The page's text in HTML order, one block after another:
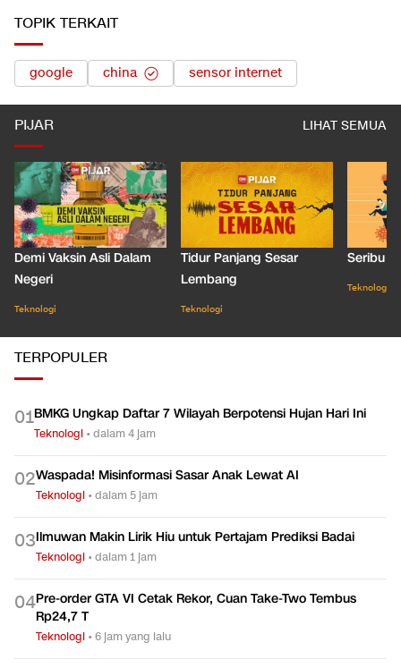
TOPIK TERKAIT
google china sensor internet
PIJAR LIHAT SEMUA
Demi Vaksin Asli Dalam
Negeri
Teknologi
Tidur Panjang Sesar
Lembang
Teknologi
Seribu
Teknologi
TERPOPULER
01BMKG Ungkap Daftar 7 Wilayah Berpotensi Hujan Hari Ini
Teknologi •dalam 4 jam
02Waspada! Misinformasi Sasar Anak Lewat AI
Teknologi •dalam 5 jam
03Ilmuwan Makin Lirik Hiu untuk Pertajam Prediksi Badai
Teknologi •dalam 1 jam
04Pre-order GTA VI Cetak Rekor, Cuan Take-Two Tembus
Rp24,7 T
Teknologi •6 jam yang lalu